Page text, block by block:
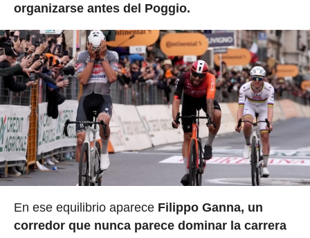
organizarse antes del Poggio.
En ese equilibrio aparece Filippo Ganna, un
corredor que nunca parece dominar la carrera